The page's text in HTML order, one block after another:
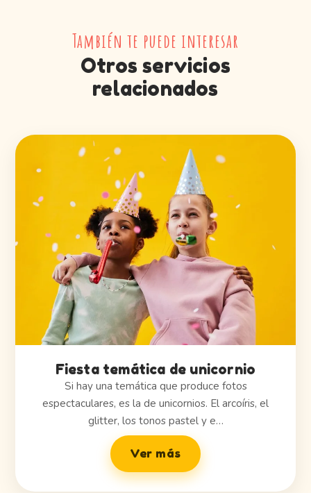
También te puede interesar
Otros servicios
relacionados
Fiesta temática de unicornio
Si hay una temática que produce fotos
espectaculares, es la de unicornios. El arcoíris, el
glitter, los tonos pastel y e…
Ver más